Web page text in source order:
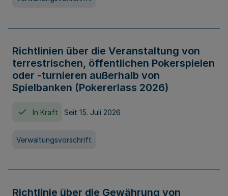
Richtlinien über die Veranstaltung von
terrestrischen, öffentlichen Pokerspielen
oder -turnieren außerhalb von
Spielbanken (Pokererlass 2026)
In Kraft Seit 15. Juli 2026
Verwaltungsvorschrift
Richtlinie über die Gewährung von